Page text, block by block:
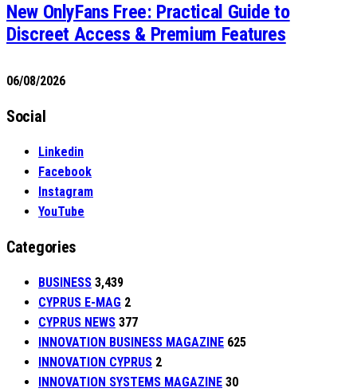
New OnlyFans Free: Practical Guide to
Discreet Access & Premium Features
06/08/2026
Social
Linkedin
Facebook
Instagram
YouTube
Categories
BUSINESS 3,439
CYPRUS E-MAG 2
CYPRUS NEWS 377
INNOVATION BUSINESS MAGAZINE 625
INNOVATION CYPRUS 2
INNOVATION SYSTEMS MAGAZINE 30